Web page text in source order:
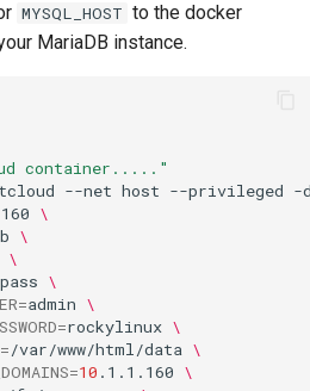
MYSQL_HOST to the docker
MariaDB instance.
container....."
--net host --privileged -
\
\
\
\
=admin \
=rockylinux \
=/var/www/html/data \
=10 .1.1.160 \